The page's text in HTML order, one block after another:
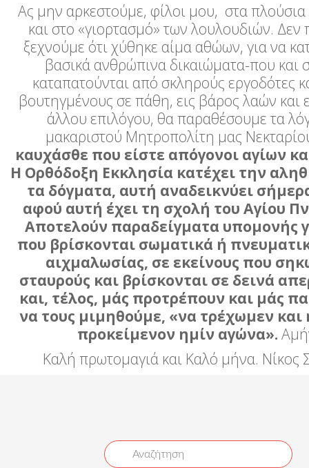
Ας μην αρκεστούμε, φίλοι μου, στα
και στο «γιορτασμό» των λουλουδιών. Δεν
ξεχνούμε ότι χύθηκε αίμα αθώων, για να
βασικά ανθρώπινα δικαιώματα-που και
καταπατούνται από σκληρούς εργοδότες
βουτηγμένους σε πάθη, εις βάρος λαών και
άλλου επιλόγου, θα παραθέσουμε τα
μακαριστού Μητροπολίτη μας
καυχάσθε που είστε απόγονοι αγίων
Η Ορθόδοξη Εκκλησία κατέχει την
τα δόγματα, αυτή αναδεικνύει
αφού αυτή έχει τη σχολή του Αγίου
Αποτελούν παραδείγματα υπομονής
που βρίσκονται σωματικά ή
αιχμαλωσίας, σε εκείνους που
σταυρούς και βρίσκονται σε δεινά
και, τέλος, μάς προτρέπουν και μάς
να τους μιμηθούμε, «να τρέχωμεν και
προκείμενον ημίν αγώνα».
Καλή πρωτομαγιά και Καλό μήνα. Νίκος